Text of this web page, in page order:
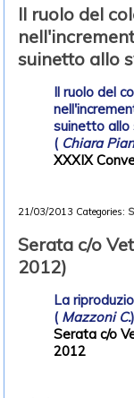
Il ruolo del
suinetto allo
Il ruolo del
suinetto
(Chiara
XXXIX
21/03/2013 Categories:
Serata c/o
2012)
La
(Mazzoni C.)
Serata c/o
2012